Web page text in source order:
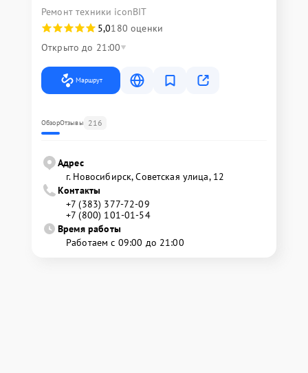
Ремонт техники iconBIT
5,0180 оценки
Открыто до 21:00
Маршрут
ОбзорОтзывы 216
Адрес
г. Новосибирск, Советская улица, 12
Контакты
+7 (383) 377-72-09
+7 (800) 101-01-54
Время работы
Работаем с 09:00 до 21:00